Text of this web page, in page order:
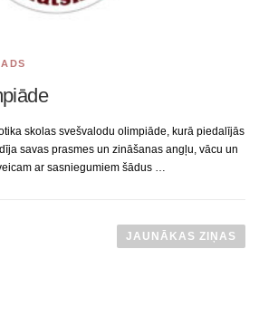
skolas svešvalodu olimpiāde, kurā piedalījās
savas prasmes un zināšanas angļu, vācu un
ar sasniegumiem šādus …
JAUNĀKAS ZIŅAS